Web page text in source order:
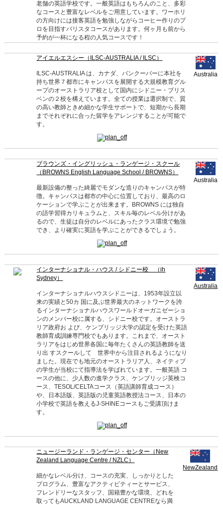
老舗の英語学校です。一般英語はもちろんのこと、多彩
なコースと豊富なレベルをご用意しています。ワーホリ
の方向けには接客英語を勉強しながらコーヒー作りのプ
ロを目指すバリスタコースがあります。何ヶ月も前から
予約が一杯になる程の人気コースです！
アイエルエスシー（ILSC-AUSTRALIA / ILSC）
ILSC-AUSTRALIA は、カナダ、バンクーバーに本社を
持ち世界７都市にキャンパスを展開する大規模教育グル
ープのオーストラリア校として国内にシドニー・ブリス
ベンの２校を構えています。全ての授業は選択制で、質
の高い教師ときめ細かな学生サポートで、短期から長期
までそれぞれに合った留学をアレンジすることが可能で
す。
Australia
ブラウンズ・イングリッシュ・ランゲージ・スクール
（BROWNS English Language School / BROWNS）
最新設備の整った綺麗でモダンな造りのキャンパスが特
徴。キャンパスは都市の中心に位置しており、最高のロ
ケーションで学ぶことが出来ます。BROWNS には独自
の語学習得カリキュラムと、スキル毎のレベル分けがあ
るので、生徒は自分のレベルにあったクラス環境で勉強
でき、より確実に英語を学ぶことができるでしょう。
Australia
インターナショナル・ハウス / シドニー校 （ih
Sydney）
インターナショナルハウスシドニーは、1953年設立以
来の実績と50カ 国に及ぶ世界最大のネットワークを誇
るインターナショナルハウスワールドオーガニゼーショ
ンのメンバー校に属する、シドニー校です。オーストラ
リア政府お よび、ケンブリッジ大学の認定を受けた英語
教師育成訓練専門校でもあります。これまで、オースト
ラリアをはじめ世界各国に毎年たくさんの英語教師を送
り出 すスクールして 世界中から注目されるようになり
ました。現在でも地元のオーストラリア人、ネイティブ
の学生が当校にて指導法を学ばれています。一般英語 コ
ースの他に、少人数の進学クラス、ケンブリッジ英検コ
ース、TESOL/CELTAコース（英語講師育成コース）
や、日本語版、英語版の児童英語教授法コース、日本の
小学校で英語を教えるJ-SHINEコースもご受講頂けま
す。
Australia
ニュージーランド・ランゲージ・センター（New
Zealand Language Centre / NZLC）
細かなレベル分け、コースの充実、しっかりとした
プログラム、豊富なアクティビティーとサービス、
フレンドリーなスタッフ、国籍豊かな環境、どれを
取ってもAUCKLAND LANGUAGE CENTREなら満
NewZealand